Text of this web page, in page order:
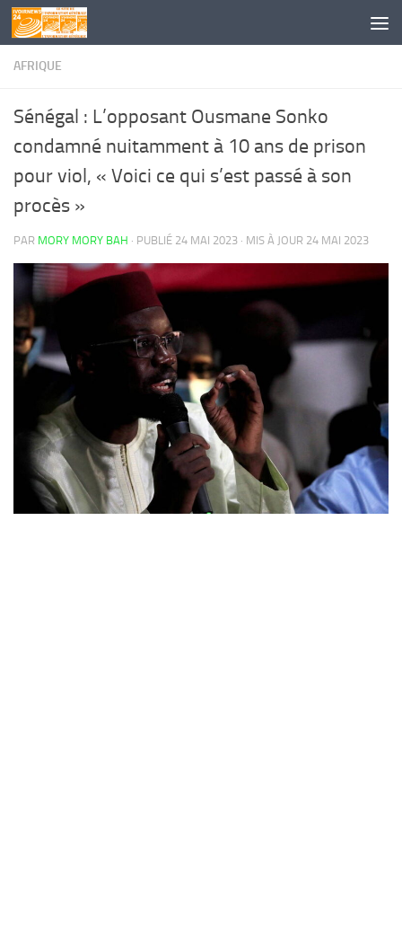
Skip to content
AFRIQUE
Sénégal : L’opposant Ousmane Sonko
condamné nuitamment à 10 ans de prison
pour viol, « Voici ce qui s’est passé à son
procès »
PAR MORY MORY BAH · PUBLIÉ 24 MAI 2023 · MIS À JOUR 24 MAI 2023